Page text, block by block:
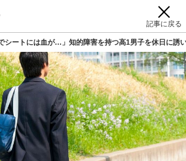
記事に戻る
シートには血が…」知的障害を持つ高1男子を休日に誘